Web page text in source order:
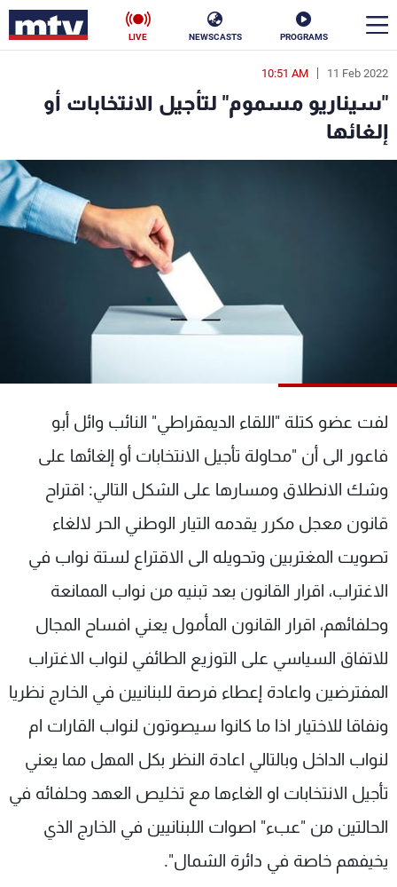
PROGRAMS
NEWSCASTS
LIVE
11 Feb 2022
10:51 AM
"سيناريو مسموم" لتأجيل الانتخابات أو
إلغائها
لفت عضو كتلة "اللقاء الديمقراطي" النائب وائل أبو
فاعور الى أن ‏‏"محاولة تأجيل الانتخابات أو إلغائها على
وشك الانطلاق ومسارها على الشكل التالي: اقتراح
قانون معجل مكرر يقدمه التيار الوطني الحر لالغاء
تصويت ‏المغتربين وتحويله الى الاقتراع لستة نواب في
الاغتراب، اقرار القانون بعد تبنيه ‏من نواب الممانعة
وحلفائهم، اقرار القانون المأمول يعني افساح المجال
للاتفاق ‏السياسي على التوزيع الطائفي لنواب الاغتراب
المفترضين واعادة إعطاء فرصة ‏للبنانيين في الخارج نظريا
ونفاقا للاختيار اذا ما كانوا سيصوتون لنواب القارات ام
‏لنواب الداخل وبالتالي اعادة النظر بكل المهل مما يعني
تأجيل الانتخابات او ‏الغاءها مع تخليص العهد وحلفائه في
الحالتين من "عبء" اصوات اللبنانيين في ‏الخارج الذي
يخيفهم خاصة في دائرة الشمال"‏‎.‎
en
الأخبار
سياسة ناس
رياضة
شاهد البرامج
عن MTV
الإنـتـاج
لاعلاناتكم
وظائف
تواصل معنا
شروط الإسـتخدام
سياسة الخصوصية